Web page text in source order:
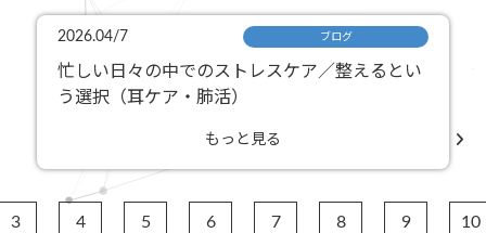
2026.04/7 ブログ
忙しい日々の中でのストレスケア／整えるとい
う選択（耳ケア・肺活）
もっと見る
3 4 5 6 7 8 9 10